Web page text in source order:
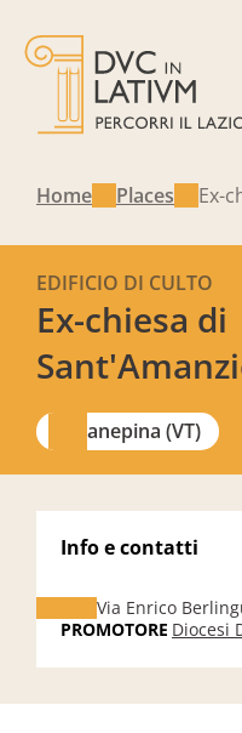
Home Places Ex-
Ex-chiesa di
EDIFICIO DI CULTO
Canepina (VT)
Info e contatti
Via Enrico
PROMOTORE Diocesi